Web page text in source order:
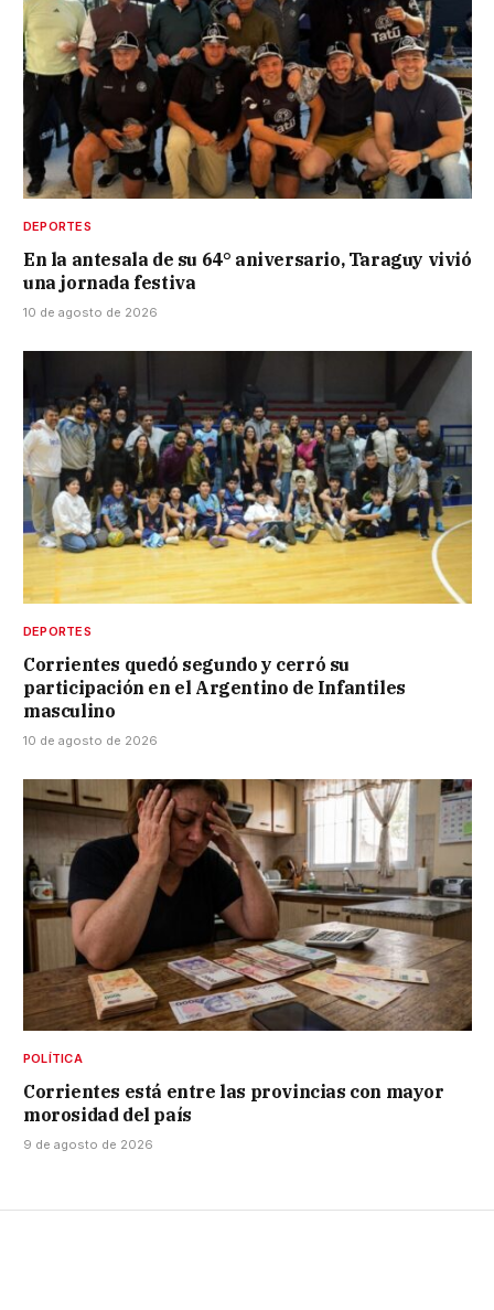
DEPORTES
En la antesala de su 64° aniversario, Taraguy vivió
una jornada festiva
10 de agosto de 2026
DEPORTES
Corrientes quedó segundo y cerró su
participación en el Argentino de Infantiles
masculino
10 de agosto de 2026
POLÍTICA
Corrientes está entre las provincias con mayor
morosidad del país
9 de agosto de 2026